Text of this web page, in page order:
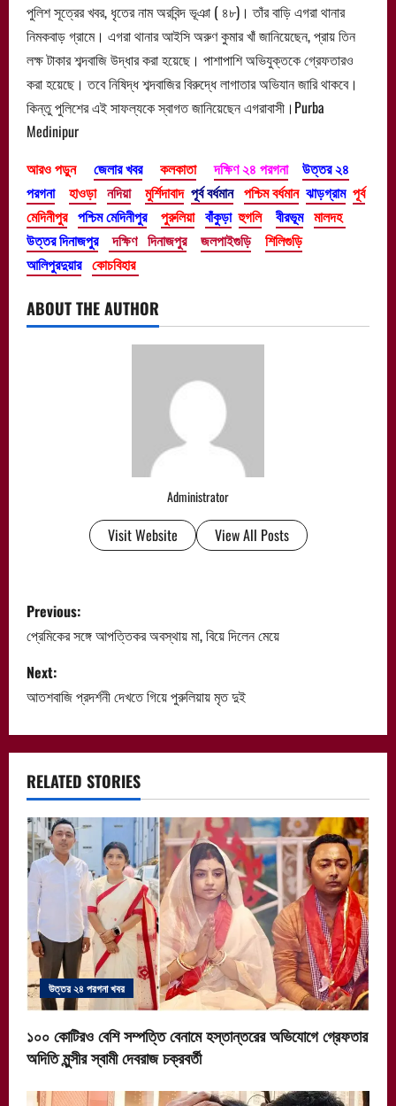
পুলিশ সূত্রের খবর, ধৃতের নাম অরবিন্দ ভূঞা ( ৪৮)। তাঁর বাড়ি এগরা থানার
নিমকবাড় গ্রামে। এগরা থানার আইসি অরুণ কুমার খাঁ জানিয়েছেন, প্রায় তিন
লক্ষ টাকার শব্দবাজি উদ্ধার করা হয়েছে। পাশাপাশি অভিযুক্তকে গ্রেফতারও
করা হয়েছে। তবে নিষিদ্ধ শব্দবাজির বিরুদ্ধে লাগাতার অভিযান জারি থাকবে।
কিন্তু পুলিশের এই সাফল্যকে স্বাগত জানিয়েছেন এগরাবাসী।Purba
Medinipur
আরও পড়ুন
জেলার খবর কলকাতা দক্ষিণ ২৪ পরগনা
উত্তর ২৪
পরগনা
হাওড়া নদিয়া মুর্শিদাবাদ পূর্ব বর্ধমান পশ্চিম বর্ধমান ঝাড়গ্রাম পূর্ব
মেদিনীপুর পশ্চিম মেদিনীপুর পুরুলিয়া বাঁকুড়া হুগলি বীরভূম মালদহ
উত্তর দিনাজপুর
দক্ষিণ দিনাজপুর জলপাইগুড়ি
শিলিগুড়ি
আলিপুরদুয়ার কোচবিহার
ABOUT THE AUTHOR
Administrator
Visit Website View All Posts
P
o
s
t
n
a
v
i
g
a
t
i
o
n
Previous:
প্রেমিকের সঙ্গে আপত্তিকর অবস্থায় মা, বিয়ে দিলেন মেয়ে
Next:
আতশবাজি প্রদর্শনী দেখতে গিয়ে পুরুলিয়ায় মৃত দুই
RELATED STORIES
উত্তর ২৪ পরগনা খবর
১০০ কোটিরও বেশি সম্পত্তি বেনামে হস্তান্তরের অভিযোগে গ্রেফতার
অদিতি মুন্সীর স্বামী দেবরাজ চক্রবর্তী